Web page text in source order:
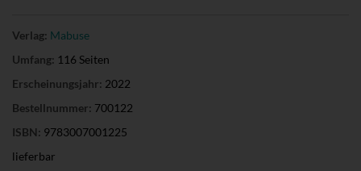
Verlag: Mabuse
Umfang: 116 Seiten
Erscheinungsjahr: 2022
Bestellnummer: 700122
ISBN: 9783007001225
lieferbar